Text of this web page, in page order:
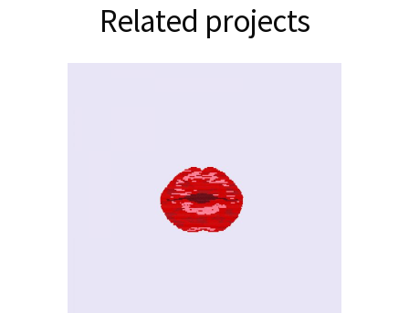
Related projects